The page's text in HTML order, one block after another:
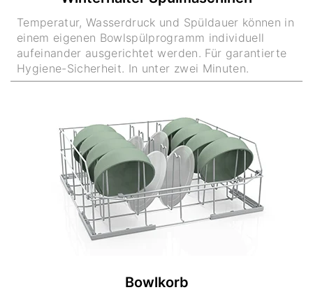
Temperatur, Wasserdruck und Spüldauer können in
einem eigenen Bowlspülprogramm individuell
aufeinander ausgerichtet werden. Für garantierte
Hygiene-Sicherheit. In unter zwei Minuten.
Bowlkorb